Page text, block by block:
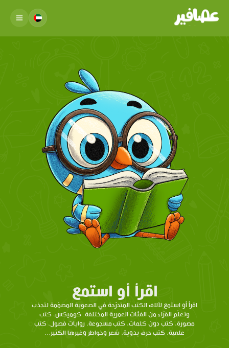
اقرأ أو استمع
اقرأ أو استمع لآلاف الكتب المتدرّحة في الصعوبة المصمّمة لتجذب
وتعلّم القرّاء من الفئات العمرية المختلفة. كوميكس، كتب
مصورة، كتب دون كلمات، كتب مسجوعة، روايات فصول، كتب
علمية، كتب حرف يدوية، شعر وخواطر وغيرها الكثير...